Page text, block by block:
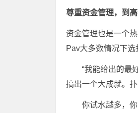
尊重资金管理，到
资金管理也是一个
Pav大多数情况下选
“我能给出的最
搞出一个大成就。
你试水越多，